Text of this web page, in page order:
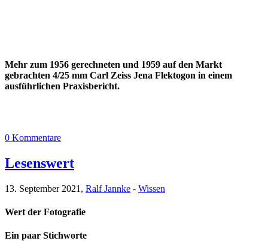
Mehr zum 1956 gerechneten und 1959 auf den Markt
gebrachten 4/25 mm Carl Zeiss Jena Flektogon in einem
ausführlichen Praxisbericht.
0 Kommentare
Lesenswert
13. September 2021, Ralf Jannke - Wissen
Wert der Fotografie
Ein paar Stichworte